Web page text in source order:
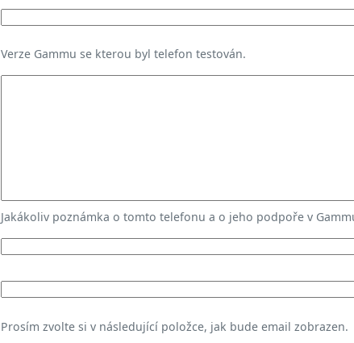
Verze Gammu se kterou byl telefon testován.
Jakákoliv poznámka o tomto telefonu a o jeho podpoře v
Prosím zvolte si v následující položce, jak bude email zobrazen.